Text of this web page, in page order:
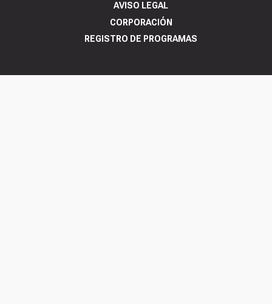
AVISO LEGAL
CORPORACIÓN
REGISTRO DE PROGRAMAS